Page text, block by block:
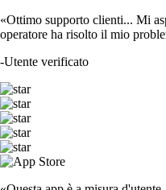
«Ottimo supporto clienti... Mi
operatore ha risolto il mio
-Utente verificato